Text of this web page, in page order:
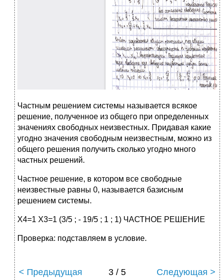
Частным решением системы называется всякое
решение, полученное из общего при определенных
значениях свободных неизвестных. Придавая какие
угодно значения свободным неизвестным, можно из
общего решения получить сколько угодно много
частных решений.
Частное решение, в котором все свободные
неизвестные равны 0, называется базисным
решением системы.
X4=1 X3=1 (3/5 ; - 19/5 ; 1 ; 1) ЧАСТНОЕ РЕШЕНИЕ
Проверка: подставляем в условие.
< Предыдущая 3 / 5 Следующая >